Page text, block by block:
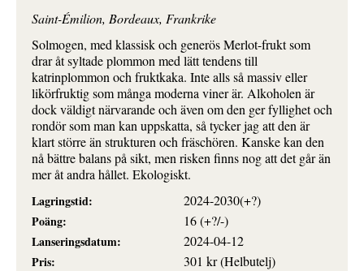
Saint-Émilion, Bordeaux, Frankrike
Solmogen, med klassisk och generös Merlot-frukt som
drar åt syltade plommon med lätt tendens till
katrinplommon och fruktkaka. Inte alls så massiv eller
likörfruktig som många moderna viner är. Alkoholen är
dock väldigt närvarande och även om den ger fyllighet och
rondör som man kan uppskatta, så tycker jag att den är
klart större än strukturen och fräschören. Kanske kan den
nå bättre balans på sikt, men risken finns nog att det går än
mer åt andra hållet. Ekologiskt.
Lagringstid:
2024-2030(+?)
Poäng:
16 (+?/-)
Lanseringsdatum:
2024-04-12
Pris:
301 kr (Helbutelj)